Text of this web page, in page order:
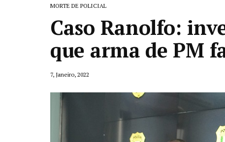
MORTE DE POLICIAL
Caso Ranolfo:
que arma de PM
7, Janeiro, 2022